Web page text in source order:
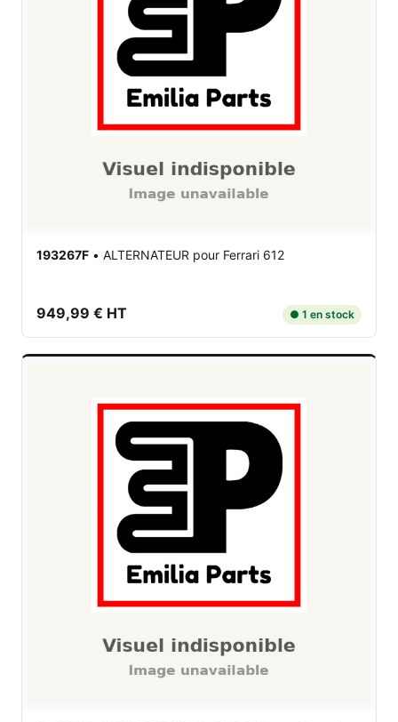
193267F • ALTERNATEUR pour Ferrari 612
949,99 € HT ● 1 en stock